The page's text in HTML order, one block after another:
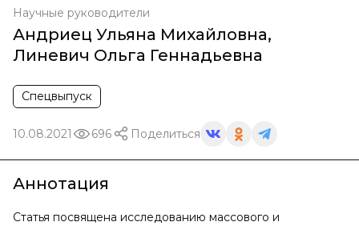
Научные руководители
Андриец Ульяна Михайловна,
Линевич Ольга Геннадьевна
Спецвыпуск
10.08.2021 696 Поделиться
Аннотация
Статья посвящена исследованию массового и